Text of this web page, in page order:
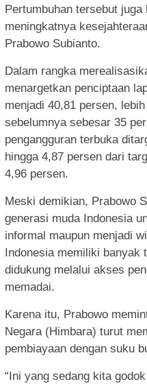
Pertumbuhan tersebut
meningkatnya
Prabowo Subianto.
Dalam rangka
menargetkan penciptaan
menjadi 40,81 persen,
sebelumnya sebesar 35
pengangguran terbuka
hingga 4,87 persen dari
4,96 persen.
Meski demikian, Prabowo
generasi muda Indonesia
informal maupun menjadi
Indonesia memiliki banyak
didukung melalui akses
memadai.
Karena itu, Prabowo
Negara (Himbara) turut
pembiayaan dengan suku
“Ini yang sedang kita